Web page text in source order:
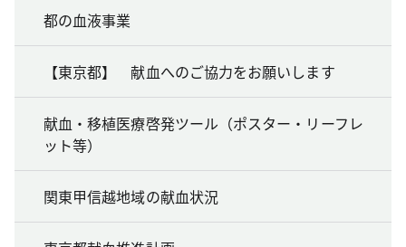
都の血液事業
【東京都】 献血へのご協力をお願いします
献血・移植医療啓発ツール（ポスター・リーフレ
ット等）
関東甲信越地域の献血状況